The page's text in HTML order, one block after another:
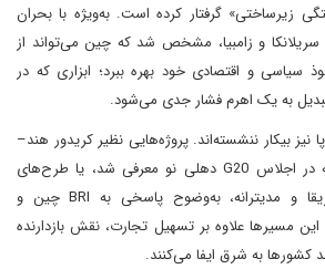
زیرساختی» گرفتار کرده است. به‌ویژه با بحران
و زامبیا، مشخص شد که چین می‌تواند از
سیاسی و اقتصادی خود بهره ببرد؛ ابزاری که در
تبدیل به یک اهرم فشار جدی می‌شود.
نیز بیکار ننشسته‌اند. پروژه‌هایی نظیر کریدور هند–
خاورمیانه–اروپا (IMEC) که در اجلاس G20 دهلی نو معرفی شد، یا طرح‌های
سرمایه‌گذاری اروپا در آفریقا و مدیترانه، به‌وضوح پاسخی به BRI چین و
مسیرها علاوه بر تسهیل تجارت، نقش بازدارنده
کشورها به شرق ایفا می‌کنند.